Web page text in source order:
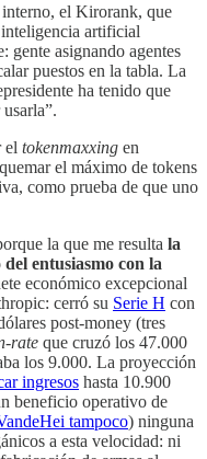
el Kirorank, que
inteligencia artificial
gente asignando agentes
puestos en la tabla. La
ha tenido que
el tokenmaxxing en
el máximo de tokens
como prueba de que uno
la que me resulta la
entusiasmo con la
económico excepcional
cerró su Serie H con
post-money (tres
rate que cruzó los 47.000
los 9.000. La proyección
ingresos hasta 10.900
beneficio operativo de
tampoco) ninguna
a esta velocidad: ni